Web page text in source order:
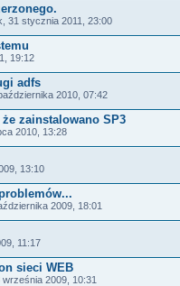
31 stycznia 2011, 23:00
19:12
adfs
2010, 07:42
zainstalowano SP3
2010, 13:28
13:10
2009, 18:01
11:17
sieci WEB
2009, 10:31